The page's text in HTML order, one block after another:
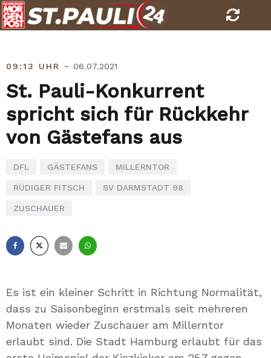
Skip
to
09:13 UHR - 06.07.2021
St. Pauli-Konkurrent
spricht sich für Rückkehr
von Gästefans aus
DFL GÄSTEFANS MILLERNTOR
RÜDIGER FITSCH SV DARMSTADT 98
ZUSCHAUER
Es ist ein kleiner Schritt in Richtung Normalität,
dass zu Saisonbeginn erstmals seit mehreren
Monaten wieder Zuschauer am Millerntor
erlaubt sind. Die Stadt Hamburg erlaubt für das